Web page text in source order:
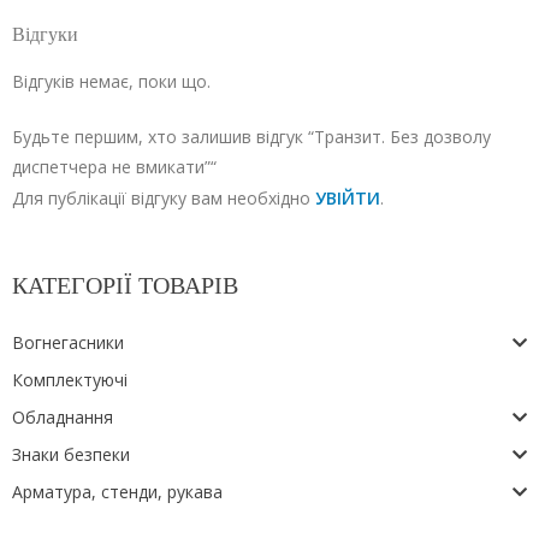
Відгуки
Відгуків немає, поки що.
Будьте першим, хто залишив відгук “Транзит. Без дозволу
диспетчера не вмикати”“
Для публікації відгуку вам необхідно УВІЙТИ.
КАТЕГОРІЇ ТОВАРІВ
Вогнегасники
Комплектуючі
Обладнання
Знаки безпеки
Арматура, стенди, рукава